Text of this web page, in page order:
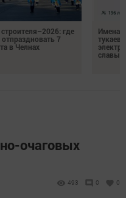
где
отпраздновать 7
в Челнах
Имена
славы
очаговых
493 0 0